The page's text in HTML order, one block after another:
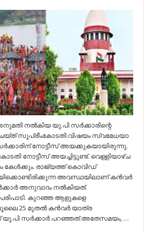
നല്‍കിയ യു.പി സര്‍ക്കാരിന്റെ
സുപ്രീംകോടതി.വിഷയം സ്വമേധയാ
നോട്ടീസ് അയക്കുകയായിരുന്നു.
നോട്ടീസ് അയച്ചിട്ടുണ്ട്. വെള്ളിയാഴ്ച
കേള്‍ക്കും. രാജ്യത്ത് കൊവിഡ്
അവസ്ഥയിലാണ് കന്‍വര്‍
അനുവാദം നല്‍കിയത്.
കുറഞ്ഞ ആളുകളെ
ജൂലൈ 25 മുതല്‍ കന്‍വര്‍ യാത്ര
സര്‍ക്കാര്‍ പറഞ്ഞത്.അതേസമയം, …